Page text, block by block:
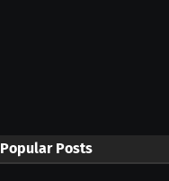
Popular Posts